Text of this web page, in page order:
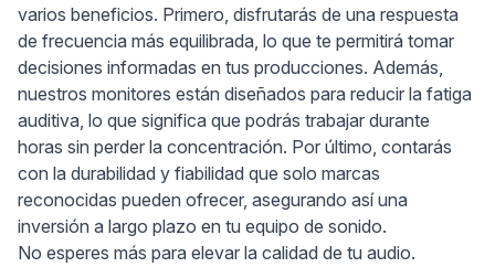
varios beneficios. Primero, disfrutarás de una respuesta
de frecuencia más equilibrada, lo que te permitirá tomar
decisiones informadas en tus producciones. Además,
nuestros monitores están diseñados para reducir la fatiga
auditiva, lo que significa que podrás trabajar durante
horas sin perder la concentración. Por último, contarás
con la durabilidad y fiabilidad que solo marcas
reconocidas pueden ofrecer, asegurando así una
inversión a largo plazo en tu equipo de sonido.
No esperes más para elevar la calidad de tu audio.